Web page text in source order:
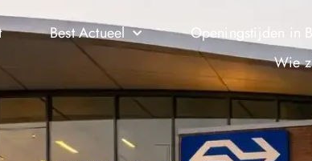
Best Actueel Openingstijden in
Wie